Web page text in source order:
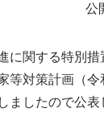
公
に関する特別
等対策計画（
ましたので公表